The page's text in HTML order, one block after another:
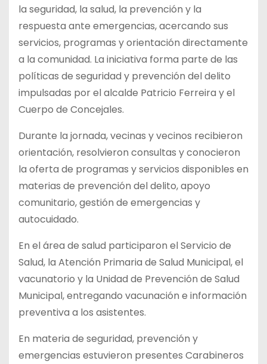
la seguridad, la salud, la prevención y la
respuesta ante emergencias, acercando sus
servicios, programas y orientación directamente
a la comunidad. La iniciativa forma parte de las
políticas de seguridad y prevención del delito
impulsadas por el alcalde Patricio Ferreira y el
Cuerpo de Concejales.
Durante la jornada, vecinas y vecinos recibieron
orientación, resolvieron consultas y conocieron
la oferta de programas y servicios disponibles en
materias de prevención del delito, apoyo
comunitario, gestión de emergencias y
autocuidado.
En el área de salud participaron el Servicio de
Salud, la Atención Primaria de Salud Municipal, el
vacunatorio y la Unidad de Prevención de Salud
Municipal, entregando vacunación e información
preventiva a los asistentes.
En materia de seguridad, prevención y
emergencias estuvieron presentes Carabineros